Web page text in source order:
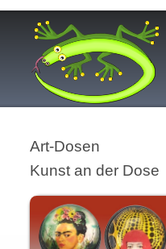
Art-Dosen
Kunst an der Dose